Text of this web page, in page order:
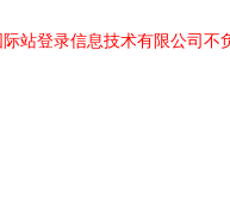
站登录信息技术有限公司不